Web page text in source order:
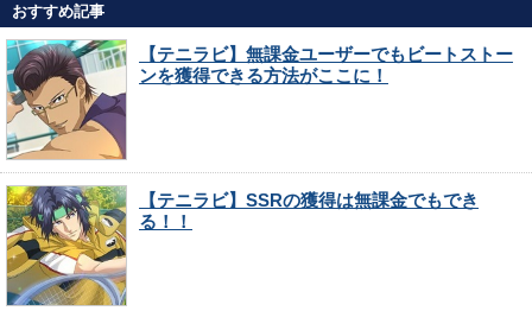
おすすめ記事
【テニラビ】無課金ユーザーでもビートストー
ンを獲得できる方法がここに！
【テニラビ】SSRの獲得は無課金でもでき
る！！